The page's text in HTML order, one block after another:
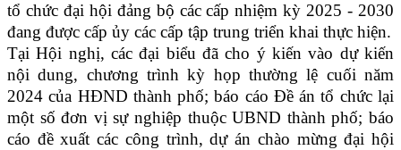
tổ chức đại hội đảng bộ các cấp nhiệm kỳ 2025 - 2030
đang được cấp ủy các cấp tập trung triển khai thực hiện.
Tại Hội nghị, các đại biểu đã cho ý kiến vào dự kiến
nội dung, chương trình kỳ họp thường lệ cuối năm
2024 của HĐND thành phố; báo cáo Đề án tổ chức lại
một số đơn vị sự nghiệp thuộc UBND thành phố; báo
cáo đề xuất các công trình, dự án chào mừng đại hội